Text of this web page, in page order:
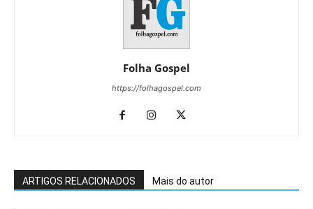
Folha Gospel
https://folhagospel.com
ARTIGOS RELACIONADOS Mais do autor